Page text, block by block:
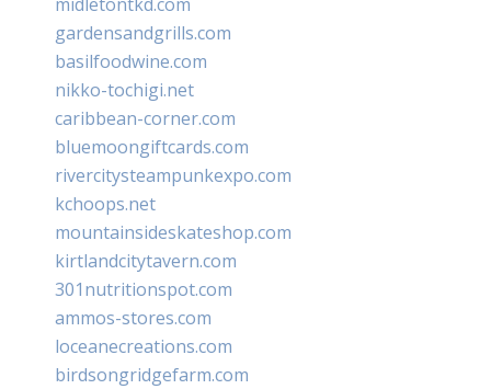
gardensandgrills.com
basilfoodwine.com
nikko-tochigi.net
caribbean-corner.com
bluemoongiftcards.com
rivercitysteampunkexpo.com
kchoops.net
mountainsideskateshop.com
kirtlandcitytavern.com
301nutritionspot.com
ammos-stores.com
loceanecreations.com
birdsongridgefarm.com